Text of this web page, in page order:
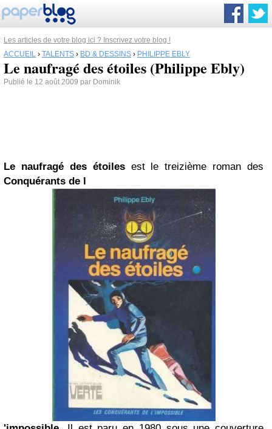
Les articles de votre blog ici ? Inscrivez votre blog !
ACCUEIL › TALENTS › BD & DESSINS › PHILIPPE EBLY
Le naufragé des étoiles (Philippe Ebly)
Publié le 12 août 2009 par Dominik
Le naufragé des étoilesest le treizième roman des
Conquérants de l